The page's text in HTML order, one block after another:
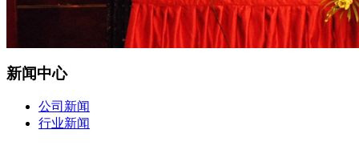
新闻中心
公司新闻
行业新闻